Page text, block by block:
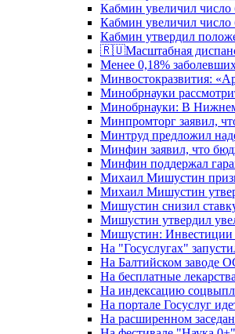
Кабмин увеличил число
Кабмин увеличил число
Кабмин утвердил
🇷🇺Масштабная
Менее 0,18%
Минвостокразвития:
Минобрнауки
Минобрнауки: В Нижнем
Минпромторг заявил,
Минтруд предложил
Минфин заявил, что
Минфин поддержал
Михаил Мишустин
Михаил Мишустин
Мишустин снизил
Мишустин утвердил
Мишустин: Инвестиции
На "Госуслугах"
На Балтийском заводе
На бесплатные
На индексацию
На портале Госуслуг
На расширенном